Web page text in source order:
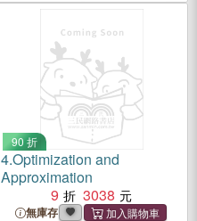
90 折
4.Optimization and
Approximation
9
3038
無庫存